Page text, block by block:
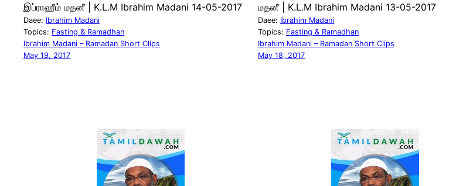
இப்ராஹீம் மதனீ | K.L.M Ibrahim Madani 14-05-2017
Daee: Ibrahim Madani
Topics: Fasting & Ramadhan
Ibrahim Madani – Ramadan Short Clips
May 19, 2017
மதனீ | K.L.M Ibrahim Madani 13-05-2017
Daee: Ibrahim Madani
Topics: Fasting & Ramadhan
Ibrahim Madani – Ramadan Short Clips
May 18, 2017